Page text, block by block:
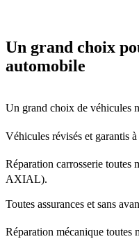
Un grand choix
automobile
Un grand choix de véhicules
Véhicules révisés et garantis
Réparation carrosserie toutes
AXIAL).
Toutes assurances et sans
Réparation mécanique toutes